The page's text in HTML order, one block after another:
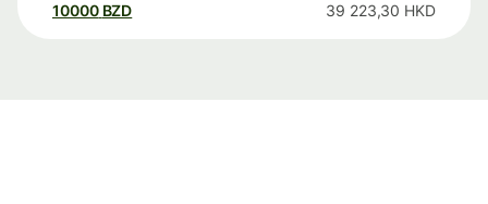
10000 BZD 39 223,30 HKD